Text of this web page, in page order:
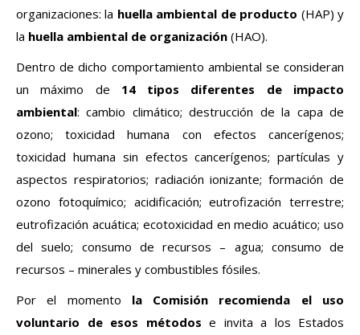
organizaciones: la huella ambiental de producto (HAP) y
la huella ambiental de organización (HAO).
Dentro de dicho comportamiento ambiental se consideran
un máximo de 14 tipos diferentes de impacto
ambiental: cambio climático; destrucción de la capa de
ozono; toxicidad humana con efectos cancerígenos;
toxicidad humana sin efectos cancerígenos; partículas y
aspectos respiratorios; radiación ionizante; formación de
ozono fotoquímico; acidificación; eutrofización terrestre;
eutrofización acuática; ecotoxicidad en medio acuático; uso
del suelo; consumo de recursos – agua; consumo de
recursos – minerales y combustibles fósiles.
Por el momento la Comisión recomienda el uso
voluntario de esos métodos e invita a los Estados